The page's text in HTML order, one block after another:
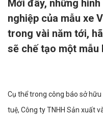
Mới đây, những
nghiệp của mẫu xe
trong vài năm tới,
sẽ chế tạo một mẫu
Cụ thể trong công báo sở
tuệ, Công ty TNHH Sản xuất